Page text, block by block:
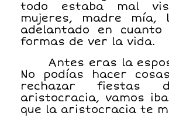
todo estaba mal
mujeres, madre mía,
adelantado en
formas de ver la vida.
Antes eras la
No podías hacer
rechazar
aristocracia, vamos
que la aristocracia te